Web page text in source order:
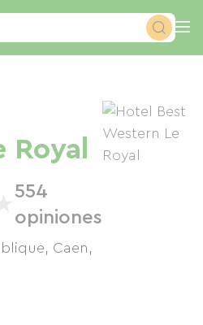
554
opiniones
Caen,